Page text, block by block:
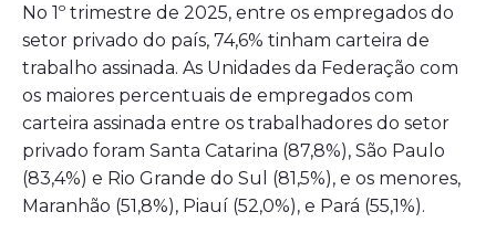
No 1º trimestre de 2025, entre os empregados do
setor privado do país, 74,6% tinham carteira de
trabalho assinada. As Unidades da Federação com
os maiores percentuais de empregados com
carteira assinada entre os trabalhadores do setor
privado foram Santa Catarina (87,8%), São Paulo
(83,4%) e Rio Grande do Sul (81,5%), e os menores,
Maranhão (51,8%), Piauí (52,0%), e Pará (55,1%).